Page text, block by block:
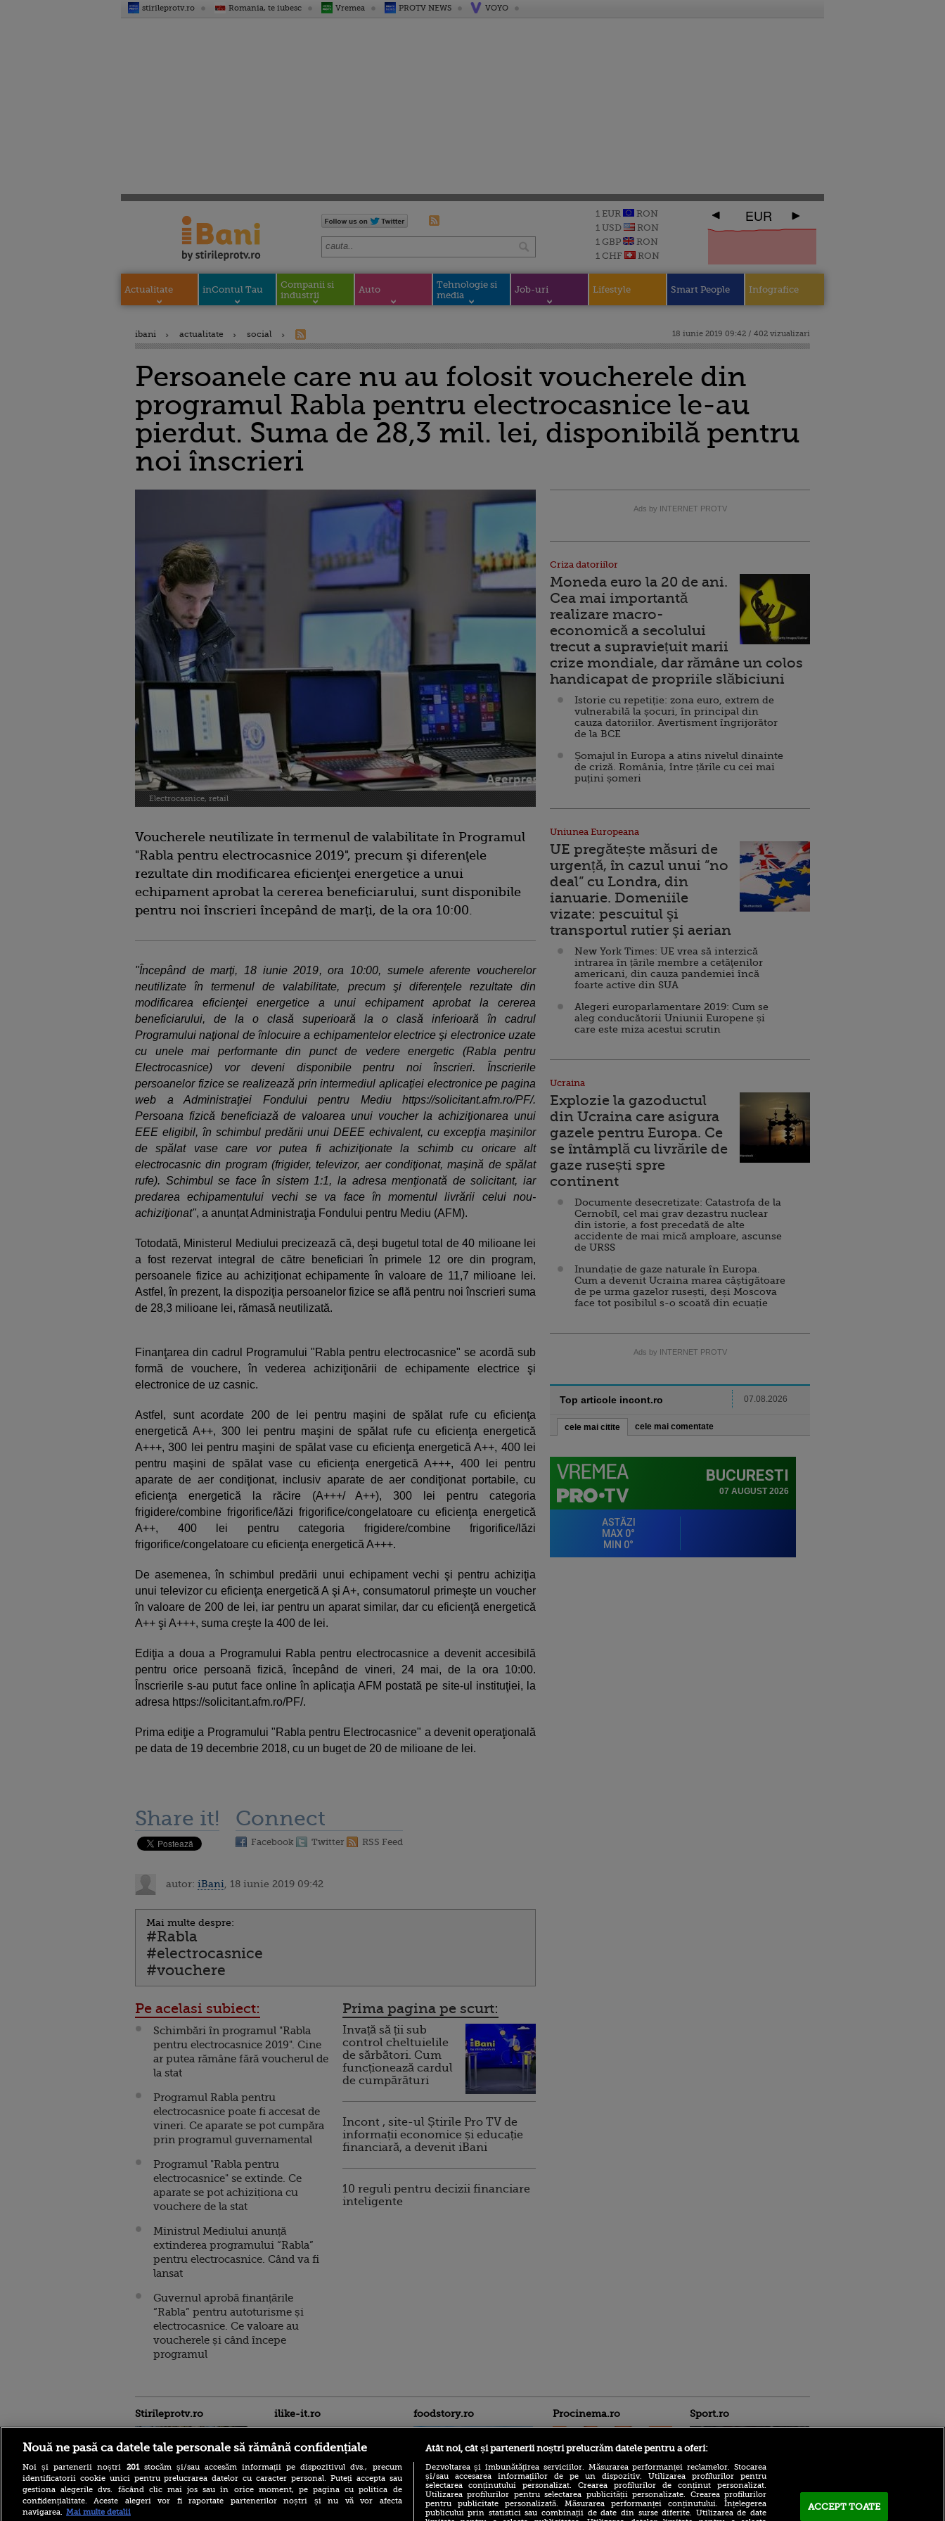
stirileprotv.ro Romania, te iubesc Vremea PROTV NEWS VOYO
1 EUR
RON
1 USD
RON
1 GBP
RON
1 CHF
RON
EUR
Actualitate inContul Tau
Companii si
industrii
Auto
Tehnologie si
media
Job-uri Lifestyle Smart People Infografice
ibani actualitate social 18 iunie 2019 09:42 / 402 vizualizari
Persoanele care nu au folosit voucherele din
programul Rabla pentru electrocasnice le-au
pierdut. Suma de 28,3 mil. lei, disponibilă pentru
noi înscrieri
Electrocasnice, retail
Voucherele neutilizate în termenul de valabilitate în Programul
"Rabla pentru electrocasnice 2019", precum şi diferenţele
rezultate din modificarea eficienţei energetice a unui
echipament aprobat la cererea beneficiarului, sunt disponibile
pentru noi înscrieri începând de marți, de la ora 10:00.
"Începând de marţi, 18 iunie 2019, ora 10:00, sumele aferente voucherelor
neutilizate în termenul de valabilitate, precum şi diferenţele rezultate din
modificarea eficienţei energetice a unui echipament aprobat la cererea
beneficiarului, de la o clasă superioară la o clasă inferioară în cadrul
Programului naţional de înlocuire a echipamentelor electrice şi electronice uzate
cu unele mai performante din punct de vedere energetic (Rabla pentru
Electrocasnice) vor deveni disponibile pentru noi înscrieri. Înscrierile
persoanelor fizice se realizează prin intermediul aplicaţiei electronice pe pagina
web a Administraţiei Fondului pentru Mediu https://solicitant.afm.ro/PF/.
Persoana fizică beneficiază de valoarea unui voucher la achiziţionarea unui
EEE eligibil, în schimbul predării unui DEEE echivalent, cu excepţia maşinilor
de spălat vase care vor putea fi achiziţionate la schimb cu oricare alt
electrocasnic din program (frigider, televizor, aer condiţionat, maşină de spălat
rufe). Schimbul se face în sistem 1:1, la adresa menţionată de solicitant, iar
predarea echipamentului vechi se va face în momentul livrării celui nou-
achiziţionat", a anunțat Administraţia Fondului pentru Mediu (AFM).
Totodată, Ministerul Mediului precizează că, deşi bugetul total de 40 milioane lei
a fost rezervat integral de către beneficiari în primele 12 ore din program,
persoanele fizice au achiziţionat echipamente în valoare de 11,7 milioane lei.
Astfel, în prezent, la dispoziţia persoanelor fizice se află pentru noi înscrieri suma
de 28,3 milioane lei, rămasă neutilizată.
Finanţarea din cadrul Programului "Rabla pentru electrocasnice" se acordă sub
formă de vouchere, în vederea achiziţionării de echipamente electrice şi
electronice de uz casnic.
Astfel, sunt acordate 200 de lei pentru maşini de spălat rufe cu eficienţa
energetică A++, 300 lei pentru maşini de spălat rufe cu eficienţa energetică
A+++, 300 lei pentru maşini de spălat vase cu eficienţa energetică A++, 400 lei
pentru maşini de spălat vase cu eficienţa energetică A+++, 400 lei pentru
aparate de aer condiţionat, inclusiv aparate de aer condiţionat portabile, cu
eficienţa energetică la răcire (A+++/ A++), 300 lei pentru categoria
frigidere/combine frigorifice/lăzi frigorifice/congelatoare cu eficienţa energetică
A++, 400 lei pentru categoria frigidere/combine frigorifice/lăzi
frigorifice/congelatoare cu eficienţa energetică A+++.
De asemenea, în schimbul predării unui echipament vechi şi pentru achiziţia
unui televizor cu eficienţa energetică A şi A+, consumatorul primeşte un voucher
în valoare de 200 de lei, iar pentru un aparat similar, dar cu eficienţă energetică
A++ şi A+++, suma creşte la 400 de lei.
Ediţia a doua a Programului Rabla pentru electrocasnice a devenit accesibilă
pentru orice persoană fizică, începând de vineri, 24 mai, de la ora 10:00.
Înscrierile s-au putut face online în aplicaţia AFM postată pe site-ul instituţiei, la
adresa https://solicitant.afm.ro/PF/.
Prima ediţie a Programului "Rabla pentru Electrocasnice" a devenit operaţională
pe data de 19 decembrie 2018, cu un buget de 20 de milioane de lei.
Share it! Connect
Facebook Twitter RSS Feed
autor: iBani , 18 iunie 2019 09:42
Mai multe despre:
#Rabla
#electrocasnice
#vouchere
Pe acelasi subiect:
Schimbări în programul "Rabla
pentru electrocasnice 2019". Cine
ar putea rămâne fără voucherul de
la stat
Programul Rabla pentru
electrocasnice poate fi accesat de
vineri. Ce aparate se pot cumpăra
prin programul guvernamental
Programul "Rabla pentru
electrocasnice" se extinde. Ce
aparate se pot achiziționa cu
vouchere de la stat
Ministrul Mediului anunță
extinderea programului “Rabla”
pentru electrocasnice. Când va fi
lansat
Guvernul aprobă finanțările
“Rabla” pentru autoturisme și
electrocasnice. Ce valoare au
voucherele și când începe
programul
Prima pagina pe scurt:
Invață să ții sub
control cheltuielile
de sărbători. Cum
funcționează cardul
de cumpărături
Incont , site-ul Știrile Pro TV de
informații economice și educație
financiară, a devenit iBani
10 reguli pentru decizii financiare
inteligente
Ads by INTERNET PROTV
Criza datoriilor
Moneda euro la 20 de ani.
Cea mai importantă
realizare macro-
economică a secolului
trecut a supraviețuit marii
crize mondiale, dar rămâne un colos
handicapat de propriile slăbiciuni
Istorie cu repetiție: zona euro, extrem de
vulnerabilă la șocuri, în principal din
cauza datoriilor. Avertisment îngrijorător
de la BCE
Șomajul în Europa a atins nivelul dinainte
de criză. România, între țările cu cei mai
puțini șomeri
Uniunea Europeana
UE pregătește măsuri de
urgență, în cazul unui ”no
deal” cu Londra, din
ianuarie. Domeniile
vizate: pescuitul şi
transportul rutier şi aerian
New York Times: UE vrea să interzică
intrarea în țările membre a cetăţenilor
americani, din cauza pandemiei încă
foarte active din SUA
Alegeri europarlamentare 2019: Cum se
aleg conducătorii Uniunii Europene și
care este miza acestui scrutin
Ucraina
Explozie la gazoductul
din Ucraina care asigura
gazele pentru Europa. Ce
se întâmplă cu livrările de
gaze rusești spre
continent
Documente desecretizate: Catastrofa de la
Cernobîl, cel mai grav dezastru nuclear
din istorie, a fost precedată de alte
accidente de mai mică amploare, ascunse
de URSS
Inundație de gaze naturale în Europa.
Cum a devenit Ucraina marea câștigătoare
de pe urma gazelor rusești, deși Moscova
face tot posibilul s-o scoată din ecuație
Ads by INTERNET PROTV
Top articole incont.ro 07.08.2026
cele mai citite cele mai comentate
Stirileprotv.ro ilike-it.ro foodstory.ro
(P) Descoperă Lumea
Procinema.ro Sport.ro
Adrian Mazilu a semnat:
Nouă ne pasă ca datele tale personale să rămână confidențiale
Noi și partenerii noștri 201stocăm și/sau accesăm informații pe dispozitivul dvs., precum
identificatorii cookie unici pentru prelucrarea datelor cu caracter personal. Puteți accepta sau
gestiona alegerile dvs. făcând clic mai jos sau în orice moment, pe pagina cu politica de
confidențialitate. Aceste alegeri vor fi raportate partenerilor noștri și nu vă vor afecta
navigarea. Mai multe detalii
Atât noi, cât și partenerii noștri prelucrăm datele pentru a oferi:
Dezvoltarea și îmbunătățirea serviciilor. Măsurarea performanței reclamelor. Stocarea
și/sau accesarea informațiilor de pe un dispozitiv. Utilizarea profilurilor pentru
selectarea conținutului personalizat. Crearea profilurilor de conținut personalizat.
Utilizarea profilurilor pentru selectarea publicității personalizate. Crearea profilurilor
pentru publicitate personalizată. Măsurarea performanței conținutului. Înțelegerea
publicului prin statistici sau combinații de date din surse diferite. Utilizarea de date
ACCEPT TOATE